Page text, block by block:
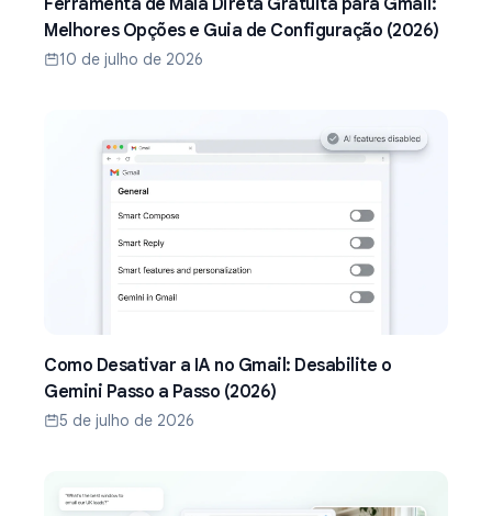
Ferramenta de Mala Direta Gratuita para Gmail:
Melhores Opções e Guia de Configuração (2026)
10 de julho de 2026
Como Desativar a IA no Gmail: Desabilite o
Gemini Passo a Passo (2026)
5 de julho de 2026